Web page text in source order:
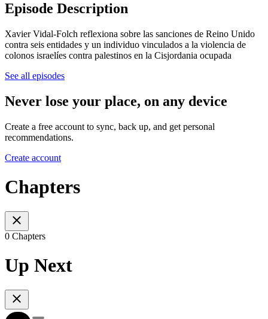
Episode Description
Xavier Vidal-Folch reflexiona sobre las sanciones de Reino Unido
contra seis entidades y un individuo vinculados a la violencia de
colonos israelíes contra palestinos en la Cisjordania ocupada
See all episodes
Never lose your place, on any device
Create a free account to sync, back up, and get personal
recommendations.
Create account
Chapters
0 Chapters
Up Next